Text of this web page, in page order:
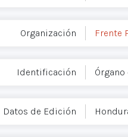
Organización Frente
Identificación
Datos de Edición